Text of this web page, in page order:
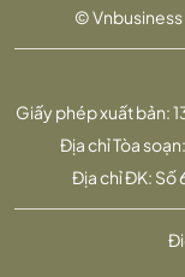
Giấy phép xuất bản:
Địa chỉ Tòa
Địa chỉ ĐK: Số
©